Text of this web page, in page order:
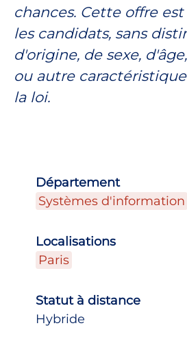
chances. Cette offre
les candidats, sans
d'origine, de sexe,
ou autre
la loi.
Département
Systèmes d'information
Localisations
Paris
Statut à distance
Hybride